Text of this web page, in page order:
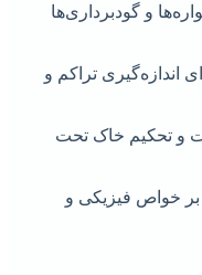
و گودبرداری‌ها
اندازه‌گیری تراکم و
و تحکیم خاک تحت
بر خواص فیزیکی و